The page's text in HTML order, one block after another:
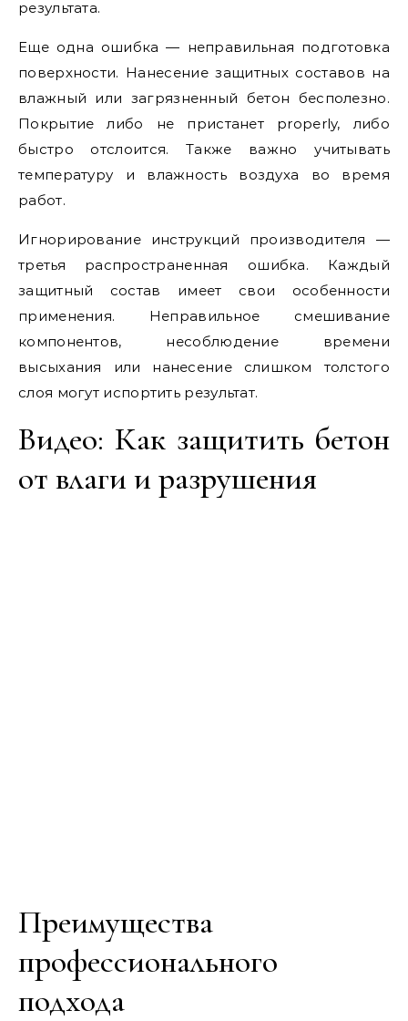
результата.
Еще одна ошибка — неправильная подготовка
поверхности. Нанесение защитных составов на
влажный или загрязненный бетон бесполезно.
Покрытие либо не пристанет properly, либо
быстро отслоится. Также важно учитывать
температуру и влажность воздуха во время
работ.
Игнорирование инструкций производителя —
третья распространенная ошибка. Каждый
защитный состав имеет свои особенности
применения. Неправильное смешивание
компонентов, несоблюдение времени
высыхания или нанесение слишком толстого
слоя могут испортить результат.
Видео: Как защитить бетон
от влаги и разрушения
Преимущества
профессионального
подхода